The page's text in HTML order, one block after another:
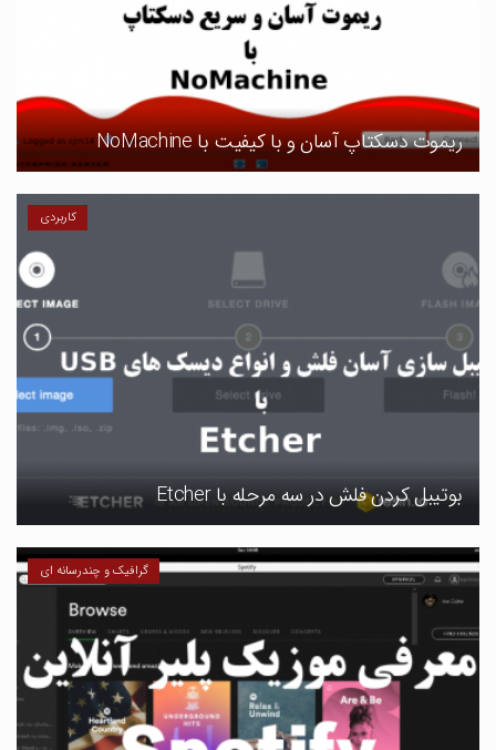
ریموت دسکتاپ آسان و با کیفیت با NoMachine
کاربردی
بوتیبل کردن فلش در سه مرحله با Etcher
گرافیک و چندرسانه ای